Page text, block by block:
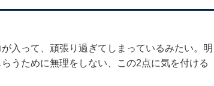
入って、頑張り過ぎてしまっているみたい。明
うために無理をしない、この2点に気を付ける